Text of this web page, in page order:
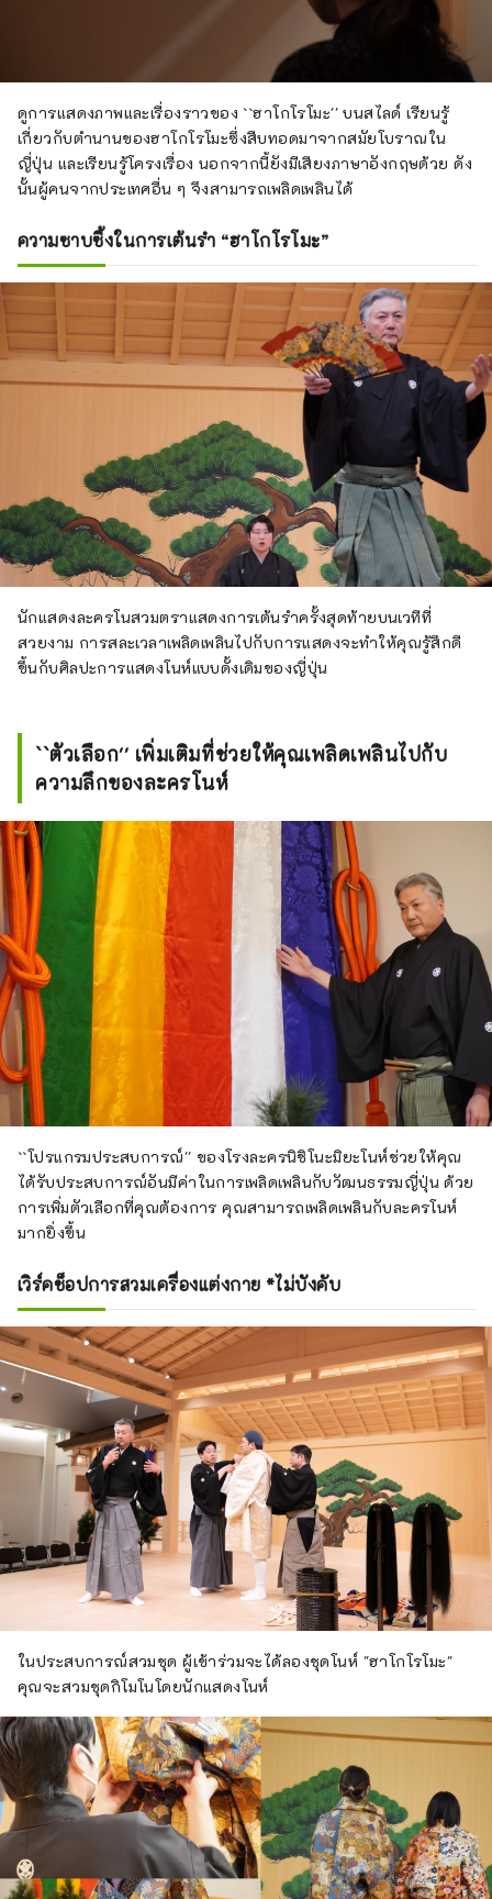
ดูการแสดงภาพและเรื่องราวของ ``ฮาโกโรโมะ'' บนสไลด์ เรียนรู้
เกี่ยวกับตำนานของฮาโกโรโมะซึ่งสืบทอดมาจากสมัยโบราณใน
ญี่ปุ่น และเรียนรู้โครงเรื่อง นอกจากนี้ยังมีเสียงภาษาอังกฤษด้วย ดัง
นั้นผู้คนจากประเทศอื่น ๆ จึงสามารถเพลิดเพลินได้
ความซาบซึ้งในการเต้นรำ “ฮาโกโรโมะ”
นักแสดงละครโนสวมตราแสดงการเต้นรำครั้งสุดท้ายบนเวทีที่
สวยงาม การสละเวลาเพลิดเพลินไปกับการแสดงจะทำให้คุณรู้สึกดี
ขึ้นกับศิลปะการแสดงโนห์แบบดั้งเดิมของญี่ปุ่น
``ตัวเลือก'' เพิ่มเติมที่ช่วยให้คุณเพลิดเพลินไปกับ
ความลึกของละครโนห์
``โปรแกรมประสบการณ์'' ของโรงละครนิชิโนะมิยะโนห์ช่วยให้คุณ
ได้รับประสบการณ์อันมีค่าในการเพลิดเพลินกับวัฒนธรรมญี่ปุ่น ด้วย
การเพิ่มตัวเลือกที่คุณต้องการ คุณสามารถเพลิดเพลินกับละครโนห์
มากยิ่งขึ้น
เวิร์คช็อปการสวมเครื่องแต่งกาย *ไม่บังคับ
ในประสบการณ์สวมชุด ผู้เข้าร่วมจะได้ลองชุดโนห์ "ฮาโกโรโมะ"
คุณจะสวมชุดกิโมโนโดยนักแสดงโนห์